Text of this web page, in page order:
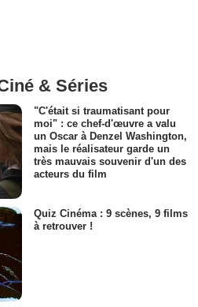
& Séries
"C'était si traumatisant pour
moi" : ce chef-d'œuvre a valu
un Oscar à Denzel Washington,
mais le réalisateur garde un
très mauvais souvenir d'un des
acteurs du film
Quiz Cinéma : 9 scènes, 9 films
à retrouver !